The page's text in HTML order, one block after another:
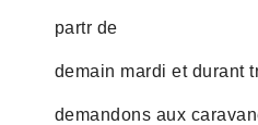
partr de
demain mardi et durant
demandons aux